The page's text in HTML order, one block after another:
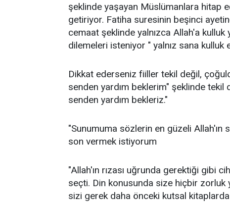
şeklinde yaşayan Müslümanlara hitap
getiriyor. Fatiha suresinin beşinci
cemaat şeklinde yalnızca Allah'a kulluk
dilemeleri isteniyor " yalnız sana kulluk
Dikkat ederseniz fiiller tekil değil,
senden yardım beklerim" şek­linde tekil
senden yardım bekleriz."
"Sunumuma sözlerin en güzeli
son vermek istiyorum
"Allah'ın rızası uğrunda gerektiği gibi
seçti. Din konusunda size hiçbir zorluk
sizi gerek daha önceki kutsal